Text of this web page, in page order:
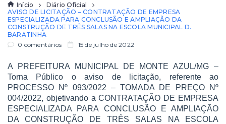
Início
Diário Oficial
AVISO DE LICITAÇÃO – CONTRATAÇÃO DE EMPRESA
ESPECIALIZADA PARA CONCLUSÃO E AMPLIAÇÃO DA
CONSTRUÇÃO DE TRÊS SALAS NA ESCOLA MUNICIPAL D.
BARATINHA
0 comentários
15 de julho de 2022
A PREFEITURA MUNICIPAL DE MONTE AZUL/MG –
Torna Público o aviso de licitação, referente ao
PROCESSO Nº 093/2022 – TOMADA DE PREÇO Nº
004/2022, objetivando a CONTRATAÇÃO DE EMPRESA
ESPECIALIZADA PARA CONCLUSÃO E AMPLIAÇÃO
DA CONSTRUÇÃO DE TRÊS SALAS NA ESCOLA